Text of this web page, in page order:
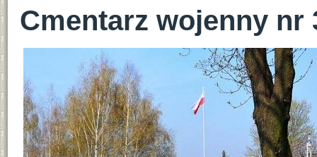
Cmentarz wojenny nr